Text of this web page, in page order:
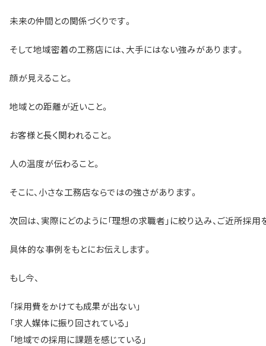
未来の仲間との関係づくりです。
そして地域密着の工務店には、大手にはない強みがあります。
顔が見えること。
地域との距離が近いこと。
お客様と長く関われること。
人の温度が伝わること。
そこに、小さな工務店ならではの強さがあります。
次回は、実際にどのように「理想の求職者」に絞り込み、ご近所採用
具体的な事例をもとにお伝えします。
もし今、
「採用費をかけても成果が出ない」
「求人媒体に振り回されている」
「地域での採用に課題を感じている」